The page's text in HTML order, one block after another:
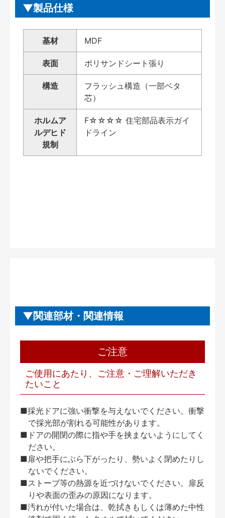
製品仕様
基材 MDF
表面 ポリサンドシート張り
構造
フラッシュ構造（一部ベタ
芯）
ホルムア
ルデヒド
規制
F☆☆☆☆ 住宅部品表示ガイ
ドライン
関連部材・関連情報
ご注意
ご使用にあたり、ご注意・ご理解いただき
たいこと
■採光ドアに強い衝撃を与えないでください。衝撃
で採光部が割れる可能性があります。
■ドアの開閉の際に指や手を挟まないようにしてく
ださい。
■扉や把手にぶら下がったり、勢いよく閉めたりし
ないでください。
■ストーブ等の熱源を近づけないでください。扉反
りや表面の歪みの原因になります。
■汚れが付いた場合は、乾拭きもしくは薄めた中性